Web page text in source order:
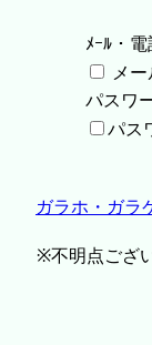
ﾒｰﾙ・
メ
パスワ
パス
ガラホ・ガラ
※不明点ござ